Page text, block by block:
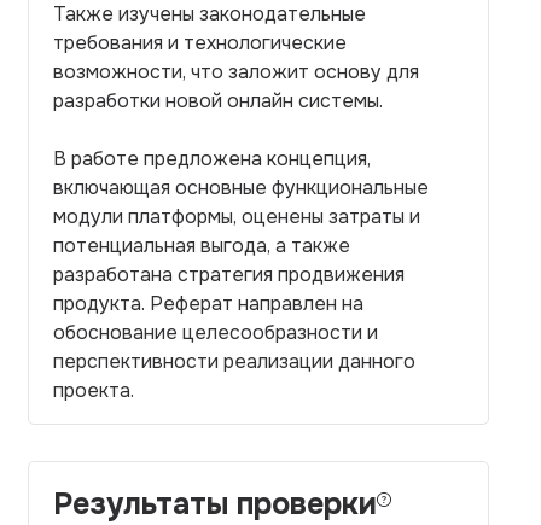
Также изучены законодательные
требования и технологические
возможности, что заложит основу для
разработки новой онлайн системы.
В работе предложена концепция,
включающая основные функциональные
модули платформы, оценены затраты и
потенциальная выгода, а также
разработана стратегия продвижения
продукта. Реферат направлен на
обоснование целесообразности и
перспективности реализации данного
проекта.
Результаты проверки